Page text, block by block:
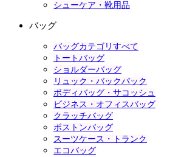
シューケア・靴用品
バッグ
バッグカテゴリすべて
トートバッグ
ショルダーバッグ
リュック・バックパック
ボディバッグ・サコッシュ
ビジネス・オフィスバッグ
クラッチバッグ
ボストンバッグ
スーツケース・トランク
エコバッグ